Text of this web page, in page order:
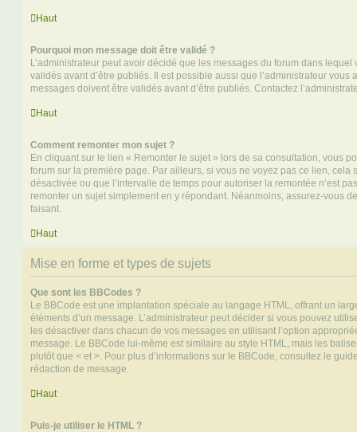
Haut
Pourquoi mon message doit être validé ?
L’administrateur peut avoir décidé que les messages du forum dans lequel
validés avant d’être publiés. Il est possible aussi que l’administrateur vous
messages doivent être validés avant d’être publiés. Contactez
Haut
Comment remonter mon sujet ?
En cliquant sur le lien « Remonter le sujet » lors de sa consultation, vous
forum sur la première page. Par ailleurs, si vous ne voyez pas ce lien, cela
désactivée ou que l’intervalle de temps pour autoriser la remontée n’est
remonter un sujet simplement en y répondant. Néanmoins, assurez-vous
faisant.
Haut
Mise en forme et types de sujets
Que sont les BBCodes ?
Le BBCode est une implantation spéciale au langage HTML, offrant un
éléments d’un message. L’administrateur peut décider si vous pouvez
les désactiver dans chacun de vos messages en utilisant l’option
message. Le BBCode lui-même est similaire au style HTML, mais les
plutôt que < et >. Pour plus d’informations sur le BBCode, consultez le
rédaction de message.
Haut
Puis-je utiliser le HTML ?